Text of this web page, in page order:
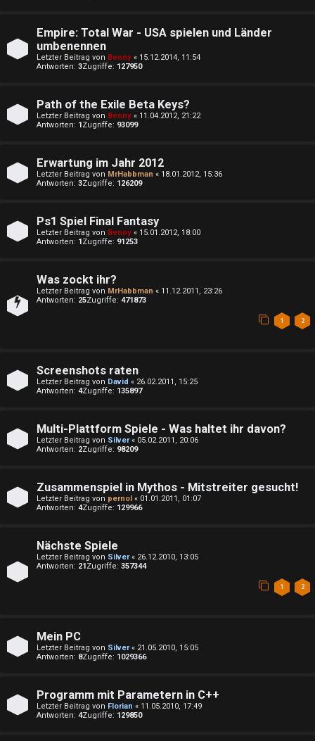
a
t
w
r
e
T
h
m
e
n
A
k
i
v
T
h
m
Empire: Total War - USA spielen und Länder
umbenennen
Letzter Beitrag von Benny « 15.12.2014, 11:54
Antworten: 3Zugriffe: 127950
Path of the Exile Beta Keys?
Letzter Beitrag von Benny « 11.04.2012, 21:22
Antworten: 1Zugriffe: 93099
Erwartung im Jahr 2012
Letzter Beitrag von MrHabbman « 18.01.2012, 15:36
Antworten: 3Zugriffe: 126209
Ps1 Spiel Final Fantasy
Letzter Beitrag von Benny « 15.01.2012, 18:00
Antworten: 1Zugriffe: 91253
Was zockt ihr?
Letzter Beitrag von MrHabbman « 11.12.2011, 23:26
Antworten: 25Zugriffe: 471873
1 2
Screenshots raten
Letzter Beitrag von David « 26.02.2011, 15:25
Antworten: 4Zugriffe: 135897
Multi-Plattform Spiele - Was haltet ihr davon?
Letzter Beitrag von Silver« 05.02.2011, 20:06
Antworten: 2Zugriffe: 98209
Zusammenspiel in Mythos - Mitstreiter gesucht!
Letzter Beitrag von pernol « 01.01.2011, 01:07
Antworten: 4Zugriffe: 129966
Nächste Spiele
Letzter Beitrag von Silver« 26.12.2010, 13:05
Antworten: 21 Zugriffe: 357344
1 2
Mein PC
Letzter Beitrag von Silver« 21.05.2010, 15:05
Antworten: 8Zugriffe: 1029366
Programm mit Parametern in C++
Letzter Beitrag von Florian « 11.05.2010, 17:49
Antworten: 4Zugriffe: 129850
↳
e
l
a
A
g
e
n
l
i
S
t